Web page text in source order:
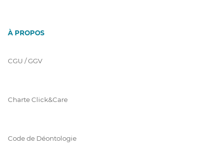
À PROPOS
CGU / GGV
Charte Click&Care
Code de Déontologie